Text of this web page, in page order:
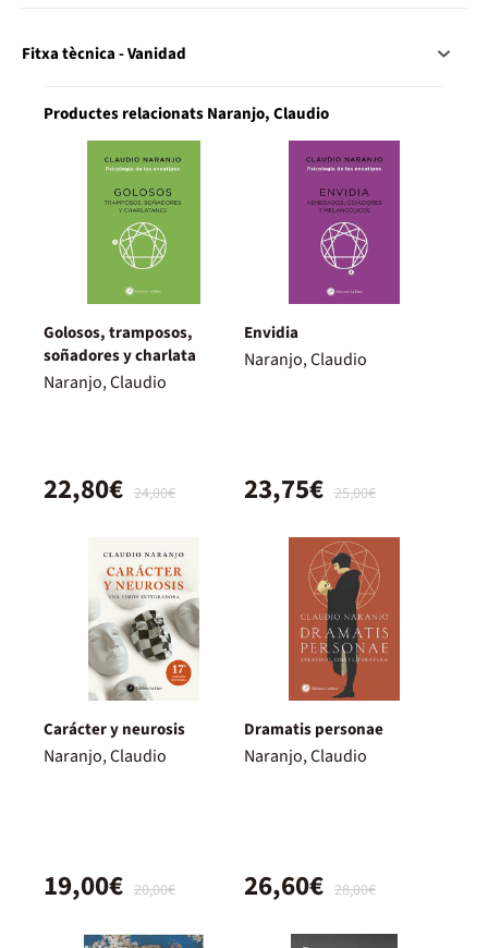
Fitxa tècnica - Vanidad
Productes relacionats Naranjo, Claudio
Golosos, tramposos,
soñadores y charlata
Naranjo, Claudio
24,00€
22,80€
Envidia
Naranjo, Claudio
25,00€
23,75€
Carácter y neurosis
Naranjo, Claudio
20,00€
19,00€
Dramatis personae
Naranjo, Claudio
28,00€
26,60€